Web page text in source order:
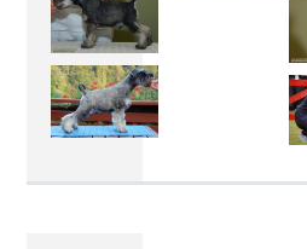
miot L
miot I